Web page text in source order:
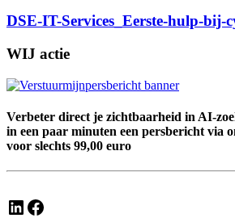
DSE-IT-Services_Eerste-hulp-bij-
WIJ actie
Verbeter direct je zichtbaarheid in AI-
in een paar minuten een persbericht via
voor slechts 99,00 euro
LinkedIn Facebook